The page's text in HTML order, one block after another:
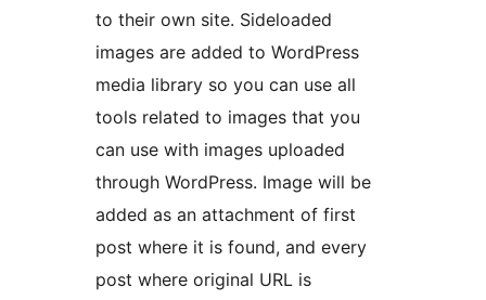
to their own site. Sideloaded
images are added to WordPress
media library so you can use all
tools related to images that you
can use with images uploaded
through WordPress. Image will be
added as an attachment of first
post where it is found, and every
post where original URL is